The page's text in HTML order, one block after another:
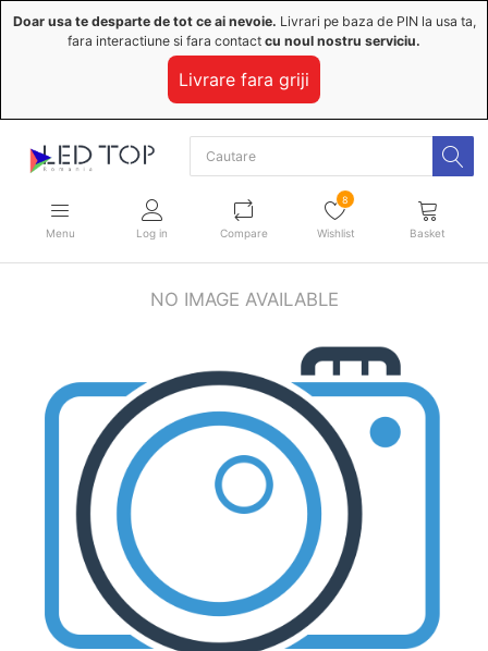
Doar usa te desparte de tot ce ai nevoie. Livrari pe baza de PIN la usa ta,
fara interactiune si fara contact cu noul nostru serviciu.
Livrare fara griji
Menu Log in Compare
8
Wishlist Basket